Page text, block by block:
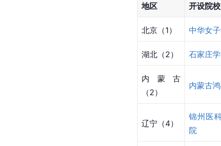
地区 开设院校
北京（1） 中华女
湖北（2） 石家庄
内蒙古
（2）
内蒙古
辽宁（4）
锦州医
院